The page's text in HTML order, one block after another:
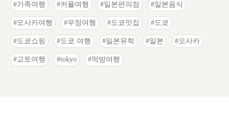
가족여행 커플여행 일본편의점 일본음식
오사카여행 우정여행 도쿄맛집 도쿄
도쿄쇼핑 도쿄 여행 일본유학 일본 오사카
교토여행 tokyo 먹방여행